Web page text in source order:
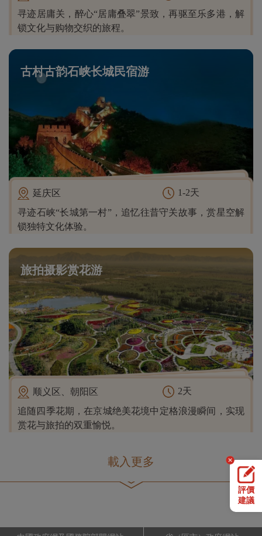
寻迹居庸关，醉心“居庸叠翠”景致，再驱至乐多港，解
锁文化与购物交织的旅程。
古村古韵石峡长城民宿游
延庆区
1-2天
寻迹石峡“长城第一村”，追忆往昔守关故事，赏星空解
锁独特文化体验。
旅拍摄影赏花游
顺义区、朝阳区
2天
追随四季花期，在京城绝美花境中定格浪漫瞬间，实现
赏花与旅拍的双重愉悦。
載入更多
評價
建議